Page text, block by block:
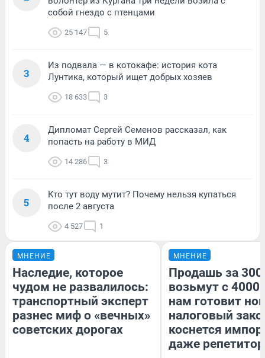
собой гнездо с птенцами
25 147 5
3
Из подвала — в котокафе: история кота
Лунтика, который ищет добрых хозяев
18 633 3
4
Дипломат Сергей Семенов рассказал, как
попасть на работу в МИД
14 286 3
5
Кто тут воду мутит? Почему нельзя купаться
после 2 августа
4 527 1
МНЕНИЕ
Наследие, которое
чудом не развалилось:
транспортный эксперт
разнес миф о «вечных»
советских дорогах
МНЕНИЕ
Продашь за
возьмут с
нам готовит
налоговый
коснется
даже